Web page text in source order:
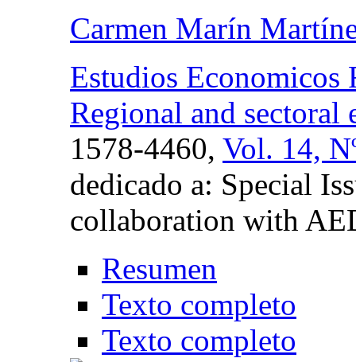
Carmen Marín
Estudios Economicos
Regional and sectoral
1578-4460, Vol. 14,
dedicado a: Special
collaboration with
Resumen
Texto completo
Texto completo